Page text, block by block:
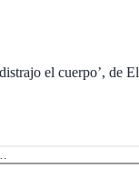
el cuerpo’, de